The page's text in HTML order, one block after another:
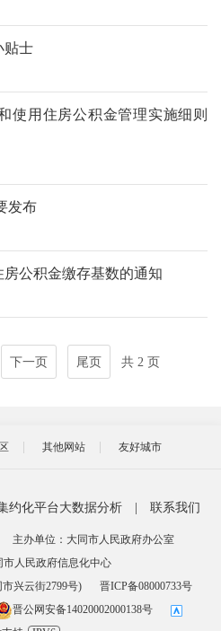
贴士
使用住房公积金管理实施细则
发布
公积金缴存基数的通知
下一页 尾页 共 2 页
其他网站 友好城市
约化平台大数据分析 联系我们
主办单位：大同市人民政府办公室
市人民政府信息化中心
兴云街2799号)
晋ICP备08000733号
晋公网安备14020002000138号